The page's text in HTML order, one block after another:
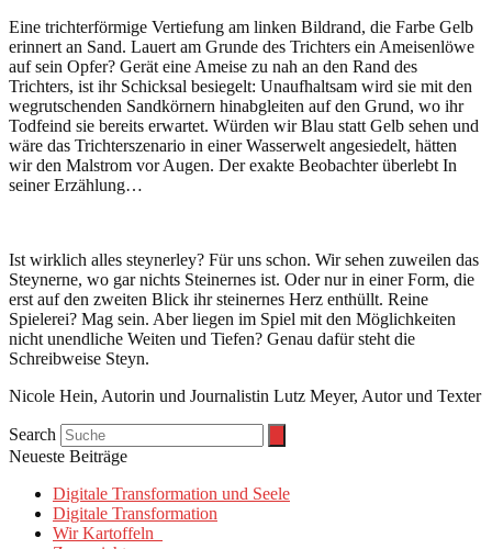
Eine trichterförmige Vertiefung am linken Bildrand, die Farbe Gelb
erinnert an Sand. Lauert am Grunde des Trichters ein Ameisenlöwe
auf sein Opfer? Gerät eine Ameise zu nah an den Rand des
Trichters, ist ihr Schicksal besiegelt: Unaufhaltsam wird sie mit den
wegrutschenden Sandkörnern hinabgleiten auf den Grund, wo ihr
Todfeind sie bereits erwartet. Würden wir Blau statt Gelb sehen und
wäre das Trichterszenario in einer Wasserwelt angesiedelt, hätten
wir den Malstrom vor Augen. Der exakte Beobachter überlebt In
seiner Erzählung…
Ist wirklich alles steynerley? Für uns schon. Wir sehen zuweilen das
Steynerne, wo gar nichts Steinernes ist. Oder nur in einer Form, die
erst auf den zweiten Blick ihr steinernes Herz enthüllt. Reine
Spielerei? Mag sein. Aber liegen im Spiel mit den Möglichkeiten
nicht unendliche Weiten und Tiefen? Genau dafür steht die
Schreibweise Steyn.
Nicole Hein, Autorin und Journalistin Lutz Meyer, Autor und Texter
Search
Neueste Beiträge
Digitale Transformation und Seele
Digitale Transformation
Wir Kartoffeln